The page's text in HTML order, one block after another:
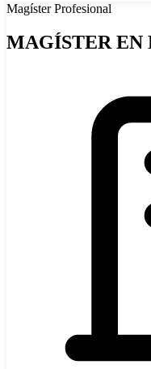
MagísterProfesional
MAGÍSTER EN